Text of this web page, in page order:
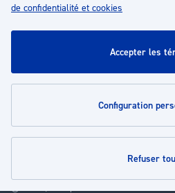
de confidentialité et cookies
accepter les
configuration
refuser
À propos
Service client